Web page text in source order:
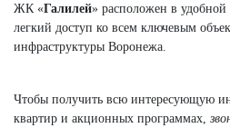
ЖК «Галилей» расположен в удобной
легкий доступ ко всем ключевым
инфраструктуры Воронежа.
Чтобы получить всю интересующую
квартир и акционных программах,